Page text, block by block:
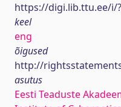
https://digi.lib.ttu.ee/i/
keel
eng
õigused
http://
asutus
Eesti Teaduste